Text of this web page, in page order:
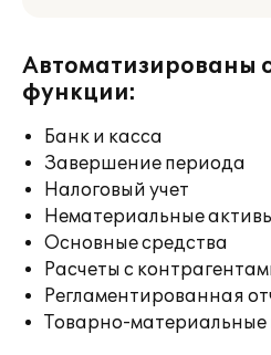
Автоматизированы
функции:
Банк и касса
Завершение периода
Налоговый учет
Нематериальные
Основные средства
Расчеты с
Регламентированная
Товарно-материальные